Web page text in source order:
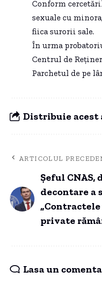
Conform
sexuale cu
fiica surorii sale.
În urma
Centrul de
Parchetul de pe
Distribuie acest
ARTICOLUL
Șeful CNAS,
decontare a
private
Lasa un